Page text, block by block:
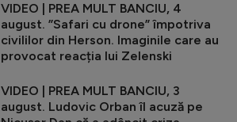
VIDEO | PREA MULT BANCIU, 4
august. ”Safari cu drone” împotriva
civililor din Herson. Imaginile care au
provocat reacția lui Zelenski
VIDEO | PREA MULT BANCIU, 3
august. Ludovic Orban îl acuză pe